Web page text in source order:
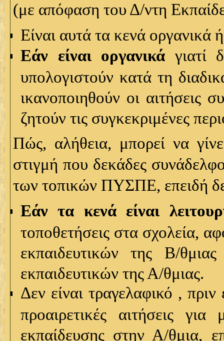
(με απόφαση του Δ/ντη
Είναι αυτά τα κενά οργανικά
Εάν είναι οργανικά γιατί
υπολογιστούν κατά τη
ικανοποιηθούν οι αιτήσεις
ζητούν τις συγκεκριμένες
Πώς, αλήθεια, μπορεί να
στιγμή που δεκάδες
των τοπικών ΠΥΣΠΕ, επειδή
Εάν τα κενά είναι
τοποθετήσεις στα σχολεία,
εκπαιδευτικών της Β/
εκπαιδευτικών της Α/θμιας.
Δεν είναι τραγελαφικό ,
προαιρετικές αιτήσεις
εκπαίδευσης στην Α/θμια,